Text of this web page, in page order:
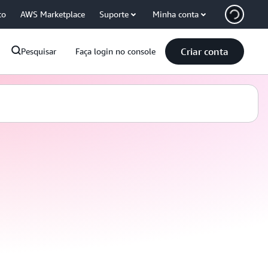
AWS Marketplace Suporte Minha conta
Pesquisar Faça login no console Criar conta